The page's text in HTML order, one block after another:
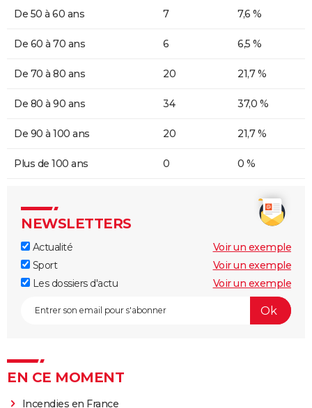
De 50 à 60 ans 7 7,6 %
De 60 à 70 ans 6 6,5 %
De 70 à 80 ans 20 21,7 %
De 80 à 90 ans 34 37,0 %
De 90 à 100 ans 20 21,7 %
Plus de 100 ans 0 0 %
NEWSLETTERS
Actualité
Voir un exemple
Sport
Voir un exemple
Les dossiers d'actu
Voir un exemple
EN CE MOMENT
Incendies en France